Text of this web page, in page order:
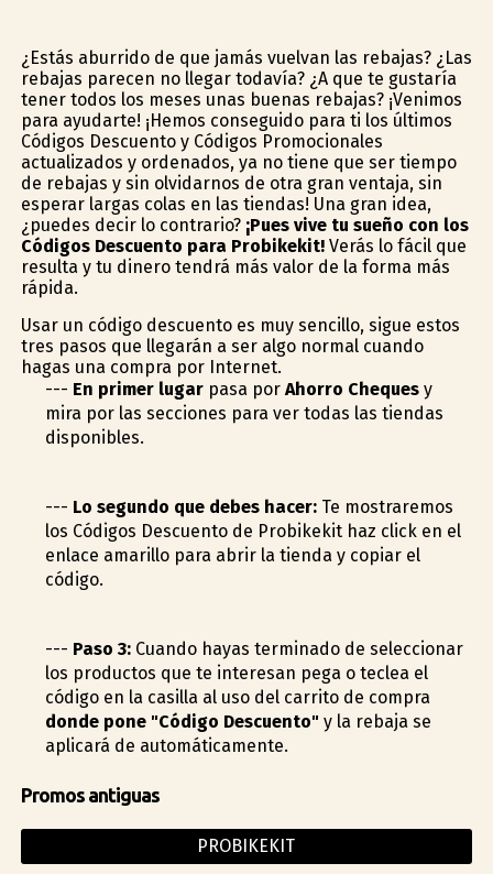
¿Estás aburrido de que jamás vuelvan las rebajas? ¿Las
rebajas parecen no llegar todavía? ¿A que te gustaría
tener todos los meses unas buenas rebajas? ¡Venimos
para ayudarte! ¡Hemos conseguido para ti los últimos
Códigos Descuento y Códigos Promocionales
actualizados y ordenados, ya no tiene que ser tiempo
de rebajas y sin olvidarnos de otra gran ventaja, sin
esperar largas colas en las tiendas! Una gran idea,
¿puedes decir lo contrario? ¡Pues vive tu sueño con los
Códigos Descuento para Probikekit!Verás lo fácil que
resulta y tu dinero tendrá más valor de la forma más
rápida.
Usar un código descuento es muy sencillo, sigue estos
tres pasos que llegarán a ser algo normal cuando
hagas una compra por Internet.
--- En primer lugarpasa por Ahorro Chequesy
mira por las secciones para ver todas las tiendas
disponibles.
--- Lo segundo que debes hacer:Te mostraremos
los Códigos Descuento de Probikekit haz click en el
enlace amarillo para abrir la tienda y copiar el
código.
--- Paso 3:Cuando hayas terminado de seleccionar
los productos que te interesan pega o teclea el
código en la casilla al uso del carrito de compra
donde pone "Código Descuento"y la rebaja se
aplicará de automáticamente.
Promos antiguas
PROBIKEKIT